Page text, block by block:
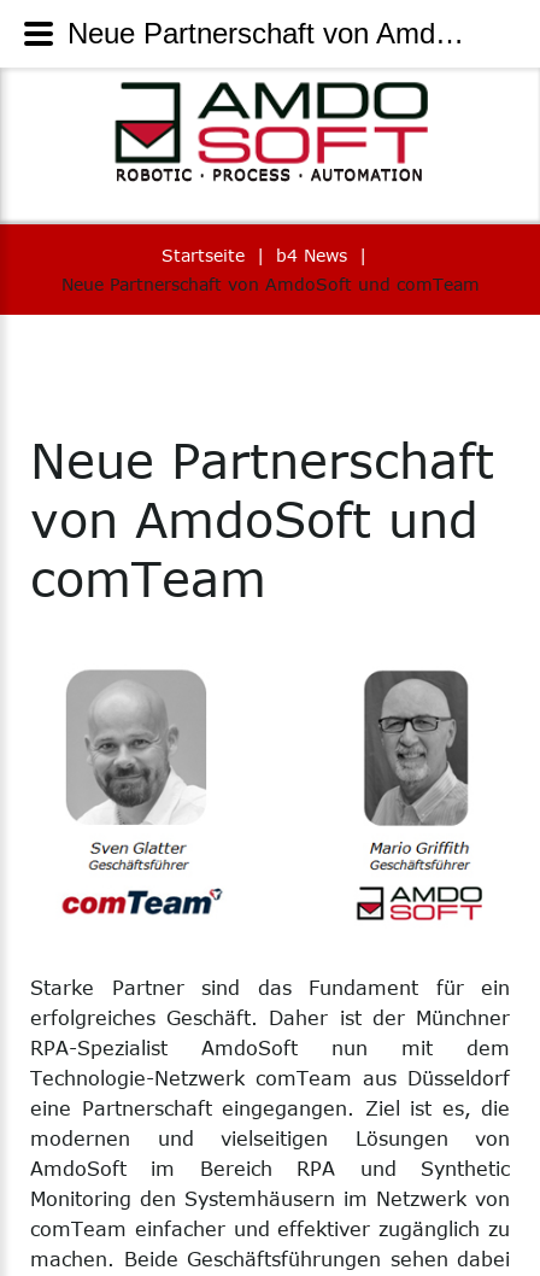
Startseite | b4 News
|
Neue Partnerschaft von AmdoSoft und comTeam
Neue Partnerschaft
von AmdoSoft und
comTeam
Starke Partner sind das Fundament für ein
erfolgreiches Geschäft. Daher ist der Münchner
RPA-Spezialist AmdoSoft nun mit dem
Technologie-Netzwerk comTeam aus Düsseldorf
eine Partnerschaft eingegangen. Ziel ist es, die
modernen und vielseitigen Lösungen von
AmdoSoft im Bereich RPA und Synthetic
Monitoring den Systemhäusern im Netzwerk von
comTeam einfacher und effektiver zugänglich zu
machen. Beide Geschäftsführungen sehen dabei
Neue Partnerschaft von AmdoSoft und comTeam | AmdoSoft Systems